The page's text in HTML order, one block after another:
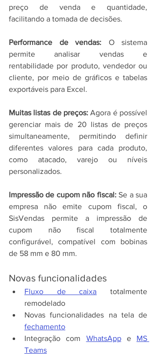
preço de venda e quantidade,
facilitando a tomada de decisões.
Performance de vendas: O sistema
permite analisar vendas e
rentabilidade por produto, vendedor ou
cliente, por meio de gráficos e tabelas
exportáveis para Excel.
Muitas listas de preços: Agora é possível
gerenciar mais de 20 listas de preços
simultaneamente, permitindo definir
diferentes valores para cada produto,
como atacado, varejo ou níveis
personalizados.
Impressão de cupom não fiscal: Se a sua
empresa não emite cupom fiscal, o
SisVendas permite a impressão de
cupom não fiscal totalmente
configurável, compatível com bobinas
de 58 mm e 80 mm.
Novas funcionalidades
Fluxo de caixa totalmente
remodelado
fechamento
Integração com WhatsApp e MS
Teams